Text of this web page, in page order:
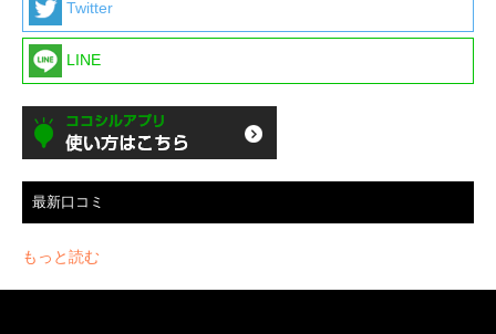
Twitter
LINE
最新口コミ
もっと読む